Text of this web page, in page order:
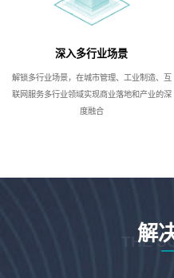
深入多行业场景
解锁多行业场景，在城市管理、工业制造、互
联网服务多行业领域实现商业落地和产业的深
度融合
解
THE